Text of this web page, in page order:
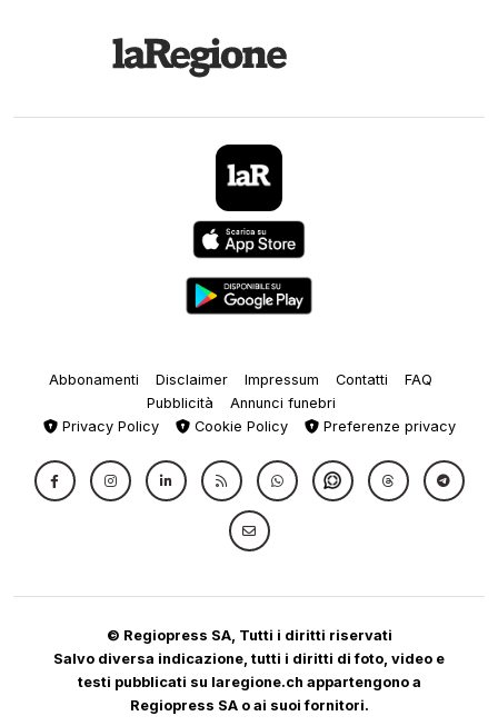
Abbonamenti Disclaimer Impressum Contatti
FAQ
Pubblicità
Annunci funebri
Privacy Policy
Cookie Policy Preferenze privacy
© Regiopress SA, Tutti i diritti riservati
Salvo diversa indicazione, tutti i diritti di foto, video e
testi pubblicati su laregione.ch appartengono a
Regiopress SA o ai suoi fornitori.